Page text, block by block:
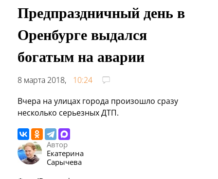
Предпраздничный день в
Оренбурге выдался
богатым на аварии
8 марта 2018,
10:24
Вчера на улицах города произошло сразу
несколько серьезных ДТП.
Автор
Екатерина
Сарычева